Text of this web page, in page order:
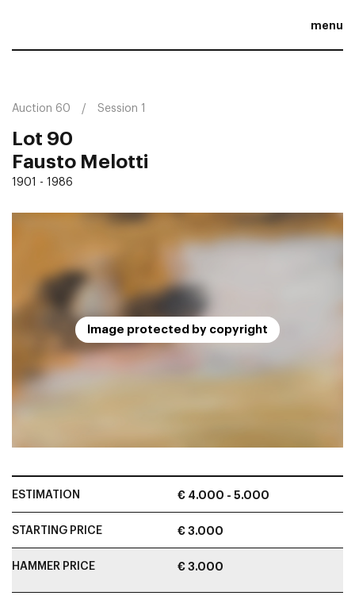
menu
Auction 60 Session 1
Lot 90
Fausto Melotti
1901 - 1986
Image protected by copyright
ESTIMATION € 4.000 - 5.000
STARTING PRICE € 3.000
HAMMER PRICE € 3.000